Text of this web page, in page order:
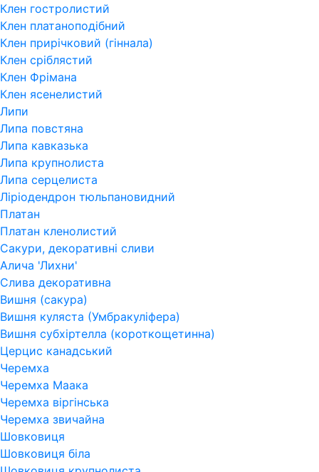
Клен гостролистий
Клен платаноподібний
Клен прирічковий (гіннала)
Клен сріблястий
Клен Фрімана
Клен ясенелистий
Липи
Липа повстяна
Липа кавказька
Липа крупнолиста
Липа серцелиста
Ліріодендрон тюльпановидний
Платан
Платан кленолистий
Сакури, декоративні сливи
Алича 'Лихни'
Слива декоративна
Вишня (сакура)
Вишня куляста (Умбракуліфера)
Вишня субхіртелла (короткощетинна)
Церцис канадський
Черемха
Черемха Маака
Черемха віргінська
Черемха звичайна
Шовковиця
Шовковиця біла